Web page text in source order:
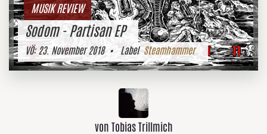
MUSIK REVIEW
Sodom - Partisan EP
VÖ:23. November 2018• LabelSteamhammer
von Tobias Trillmich